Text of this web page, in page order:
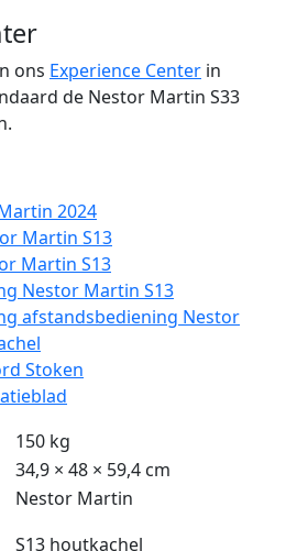
ons Experience Center in
de Nestor Martin S33
2024
Martin S13
Martin S13
Nestor Martin S13
afstandsbediening Nestor
Stoken
150 kg
34,9 × 48 × 59,4 cm
Nestor Martin
S13 houtkachel